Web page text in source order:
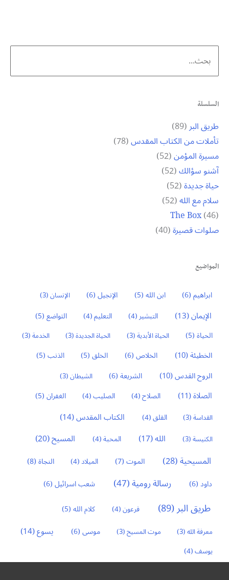
Search
for:
السلسلة
طريق البر(89)
تأملات من الكتاب المقدس(78)
مسيرة المؤمن(52)
آشنو سؤالك(52)
حياة جديدة(52)
سلام مع الله(52)
The Box(46)
صلوات قصيرة(40)
المواضيع
ابراهيم(6) ابن الله(5) الإنجيل(6) الإنسان(3)
الإيمان(13) التبشير(4) التعليم(4) التواضع(5)
الحياة(5) الحياة الأبدية(3) الحياة الجديدة(3) الخدمة(3)
الخطيئة(10) الخلاص(6) الخلق(5) الذنب(5)
الروح القدس(10) الشريعة(6) الشيطان(3)
الصلاة(11) الصلاح(4) الصليب(4) الغفران(5)
القداسة(3) القلق(4) الكتاب المقدس(14)
الكنيسة(3) الله(17) المحبة(4) المسيح(20)
المسيحية(28) الموت(7) الميلاد(4) النجاة(8)
داود(6) رسالة رومية(47) شعب اسرائيل(6)
طريق البر(89) فرعون(4) كلام الله(5)
معرفة الله(3) موت المسيح(3) موسى(6) يسوع(14)
يوسف(4)